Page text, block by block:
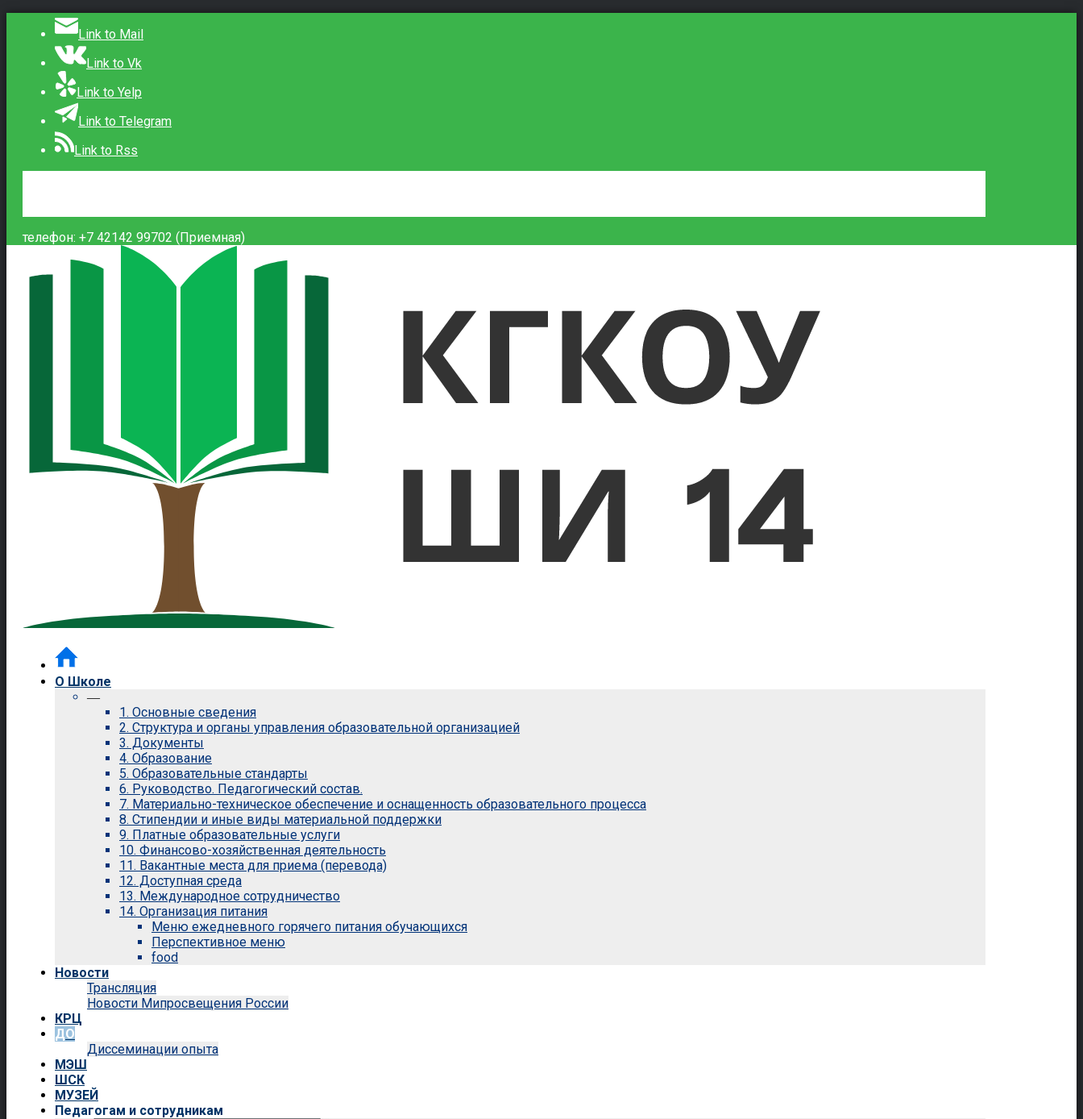
Link to Mail
Link to Vk
Link to Yelp
Link to Telegram
Link to Rss
телефон: +7 42142 99702 (Приемная)
О Школе
—
1. Основные сведения
2. Структура и органы управления образовательной организацией
3. Документы
4. Образование
5. Образовательные стандарты
6. Руководство. Педагогический состав.
7. Материально-техническое обеспечение и оснащенность образовательного процесса
8. Стипендии и иные виды материальной поддержки
9. Платные образовательные услуги
10. Финансово-хозяйственная деятельность
11. Вакантные места для приема (перевода)
12. Доступная среда
13. Международное сотрудничество
14. Организация питания
Меню ежедневного горячего питания обучающихся
Перспективное меню
food
Новости
Трансляция
Новости Мипросвещения России
КРЦ
ДО
Диссеминации опыта
МЭШ
ШСК
МУЗЕЙ
Педагогам и сотрудникам